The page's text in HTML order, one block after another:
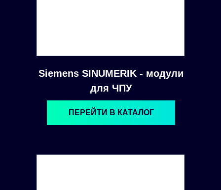
Siemens SINUMERIK - модули
для ЧПУ
ПЕРЕЙТИ В КАТАЛОГ